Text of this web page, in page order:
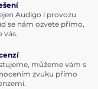
Audigo i provozu
se nám ozvete přímo,
vás.
můžeme vám s
zvuku přímo